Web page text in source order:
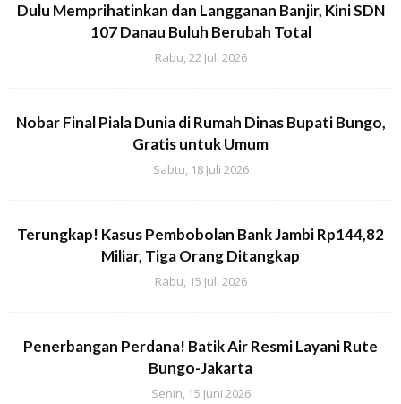
Dulu Memprihatinkan dan Langganan Banjir, Kini SDN
107 Danau Buluh Berubah Total
Rabu, 22 Juli 2026
Nobar Final Piala Dunia di Rumah Dinas Bupati Bungo,
Gratis untuk Umum
Sabtu, 18 Juli 2026
Terungkap! Kasus Pembobolan Bank Jambi Rp144,82
Miliar, Tiga Orang Ditangkap
Rabu, 15 Juli 2026
Penerbangan Perdana! Batik Air Resmi Layani Rute
Bungo-Jakarta
Senin, 15 Juni 2026